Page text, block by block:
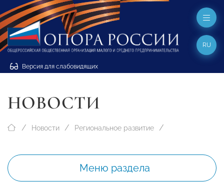
Версия для слабовидящих
RU
НОВОСТИ
Новости Региональное развитие
Меню раздела